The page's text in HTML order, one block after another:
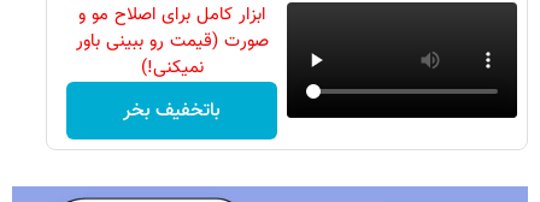
ابزار کامل برای اصلاح مو و
صورت (قیمت رو ببینی باور
نمیکنی!)
باتخفیف بخر